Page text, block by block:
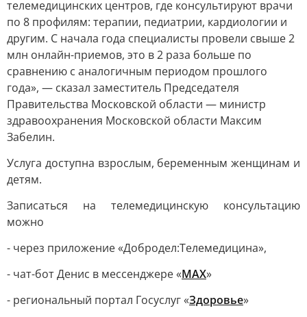
телемедицинских центров, где консультируют врачи
по 8 профилям: терапии, педиатрии, кардиологии и
другим. С начала года специалисты провели свыше 2
млн онлайн-приемов, это в 2 раза больше по
сравнению с аналогичным периодом прошлого
года», — сказал заместитель Председателя
Правительства Московской области — министр
здравоохранения Московской области Максим
Забелин.
Услуга доступна взрослым, беременным женщинам и
детям.
Записаться на телемедицинскую консультацию
можно
- через приложение «Добродел:Телемедицина»,
- чат-бот Денис в мессенджере «МАХ»
- региональный портал Госуслуг «Здоровье»